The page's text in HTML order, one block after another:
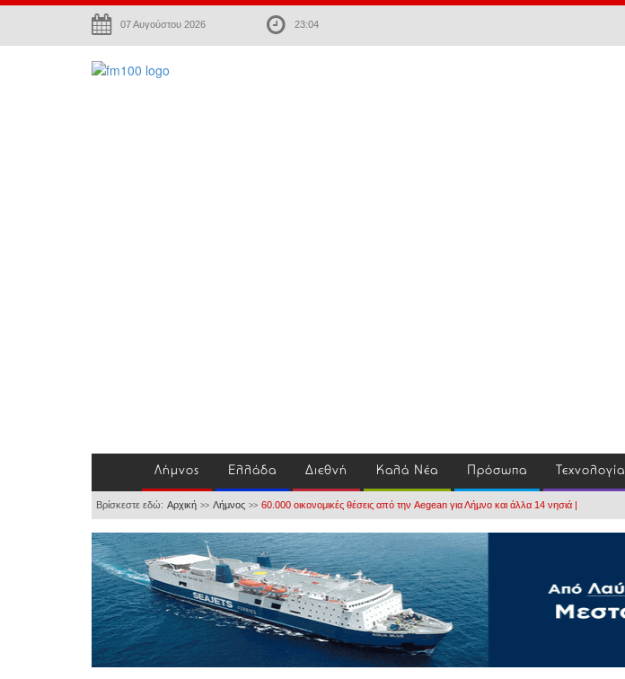
07 Αυγούστου 2026 23:04
Λήμνος Ελλάδα Διεθνή Καλά Νέα Πρόσωπα Τεχνολογία
Βρίσκεστε εδώ: Αρχική >> Λήμνος >> 60.000 οικονομικές θέσεις από την Aegean για Λήμνο και άλλα 14 νησιά |